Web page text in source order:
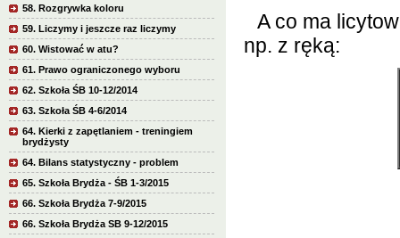
58. Rozgrywka koloru
59. Liczymy i jeszcze raz liczymy
60. Wistować w atu?
61. Prawo ograniczonego wyboru
62. Szkoła ŚB 10-12/2014
63. Szkoła ŚB 4-6/2014
64. Kierki z zapętlaniem - treningiem
brydżysty
64. Bilans statystyczny - problem
65. Szkoła Brydża - ŚB 1-3/2015
66. Szkoła Brydża 7-9/2015
66. Szkoła Brydża SB 9-12/2015
A co ma
np. z ręką: